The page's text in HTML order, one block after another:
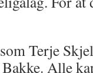
Terje
Alle